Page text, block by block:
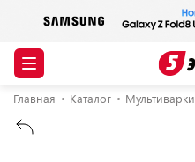
Главная Каталог Мультиварки